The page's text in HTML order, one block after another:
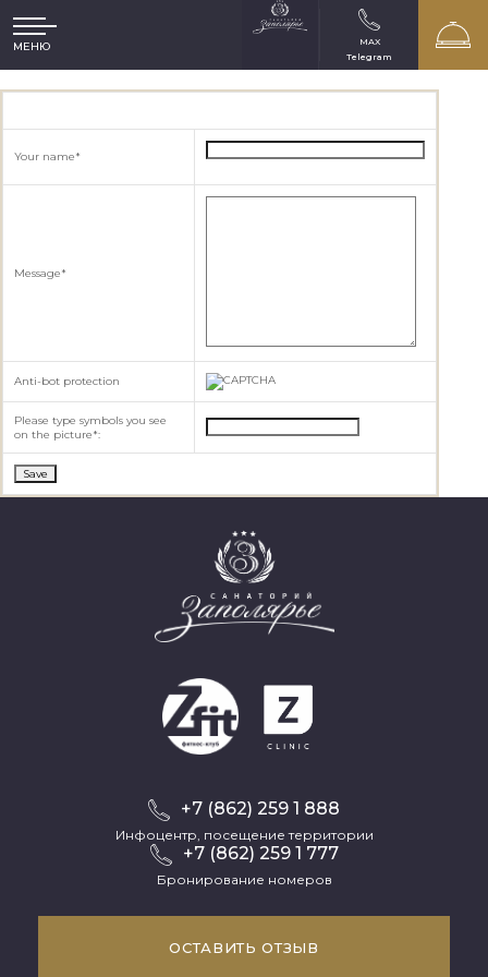
МЕНЮ
MAX
Telegram
Your name*
Message*
Anti-bot protection
Please type symbols you see
on the picture*:
+7 (862) 259 1 888
Инфоцентр, посещение территории
+7 (862) 259 1 777
Бронирование номеров
ОСТАВИТЬ ОТЗЫВ